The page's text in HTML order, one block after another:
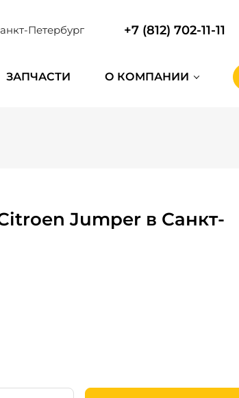
Петербург +7 (812) 702-11-11
ЗАПЧАСТИ О КОМПАНИИ
Jumper в Санкт-